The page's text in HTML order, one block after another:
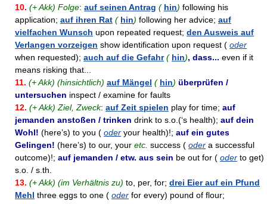
10. (+ Akk) Folge: auf seinen Antrag ( hin) following his
application; auf ihren Rat ( hin) following her advice; auf
vielfachen Wunsch upon repeated request; den Ausweis auf
Verlangen vorzeigen show identification upon request ( oder
when requested); auch auf die Gefahr ( hin), dass... even if it
means risking that...
11. (+ Akk) (hinsichtlich) auf Mängel ( hin) überprüfen /
untersuchen inspect / examine for faults
12. (+ Akk) Ziel, Zweck: auf Zeit spielen play for time; auf
jemanden anstoßen / trinken drink to s.o.(‘s health); auf dein
Wohl! (here’s) to you ( oder your health)!; auf ein gutes
Gelingen! (here’s) to our, your etc. success ( oder a successful
outcome)!; auf jemanden / etw. aus sein be out for ( oder to get)
s.o. / s.th.
13. (+ Akk) (im Verhältnis zu) to, per, for; drei Eier auf ein Pfund
Mehl three eggs to one ( oder for every) pound of flour;